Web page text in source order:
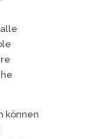
können